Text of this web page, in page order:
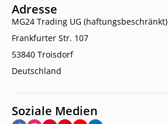
Adresse
MG24 Trading UG (haftungsbeschränkt)
Frankfurter Str. 107
53840 Troisdorf
Deutschland
Soziale Medien